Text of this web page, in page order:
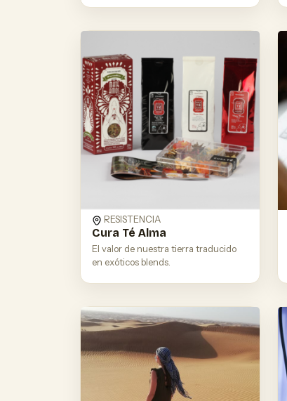
RESISTENCIA
Cura Té Alma
El valor de nuestra tierra traducido
en exóticos blends.